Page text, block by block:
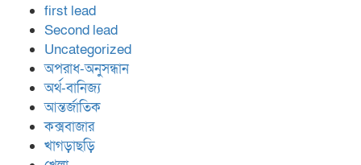
first lead
Second lead
Uncategorized
অপরাধ-অনুসন্ধান
অর্থ-বানিজ্য
আন্তর্জাতিক
কক্সবাজার
খাগড়াছড়ি